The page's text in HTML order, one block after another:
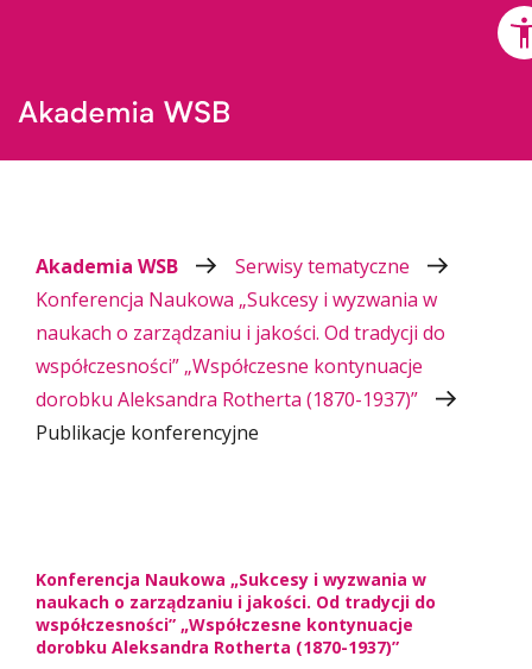
Akademia WSB
Serwisy tematyczne
Konferencja Naukowa „Sukcesy i wyzwania w
naukach o zarządzaniu i jakości. Od tradycji do
współczesności” „Współczesne kontynuacje
dorobku Aleksandra Rotherta (1870-1937)”
Publikacje konferencyjne
Konferencja Naukowa „Sukcesy i wyzwania w
naukach o zarządzaniu i jakości. Od tradycji do
współczesności” „Współczesne kontynuacje
dorobku Aleksandra Rotherta (1870-1937)”